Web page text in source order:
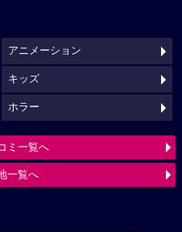
アニメーション
キッズ
ホラー
ミ一覧へ
一覧へ